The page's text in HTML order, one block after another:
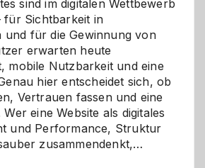
sind im digitalen Wettbewerb
für Sichtbarkeit in
und für die Gewinnung von
erwarten heute
mobile Nutzbarkeit und eine
hier entscheidet sich, ob
Vertrauen fassen und eine
eine Website als digitales
und Performance, Struktur
zusammendenkt,…